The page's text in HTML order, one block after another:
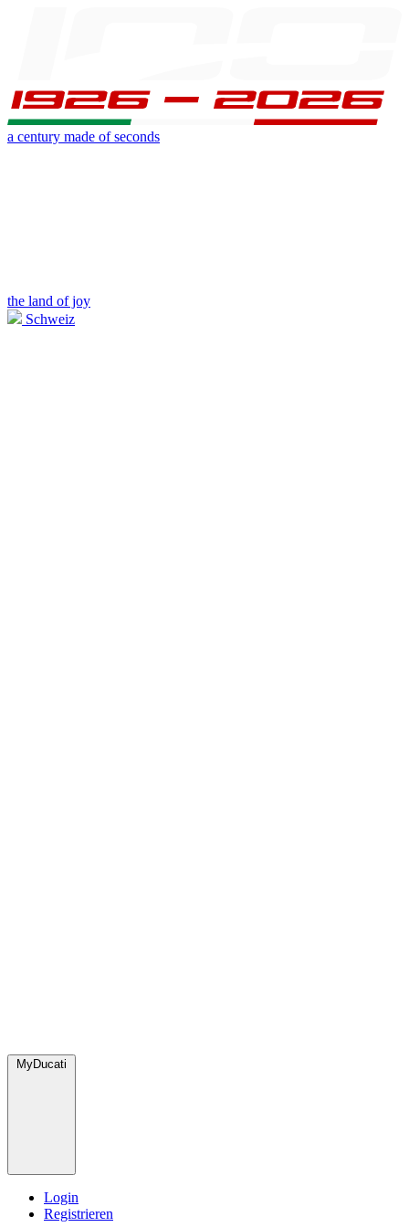
a century made of seconds
the land of joy
Schweiz
MyDucati
Login
Registrieren